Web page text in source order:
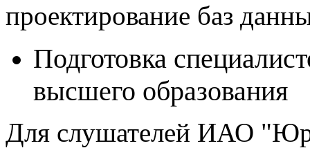
проектирование баз
Подготовка
высшего образования
Для слушателей ИАО